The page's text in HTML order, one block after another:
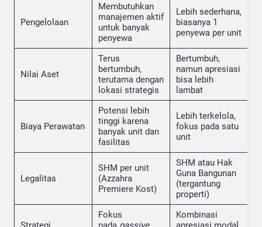
Pengelolaan
Membutuhkan
manajemen aktif
untuk banyak
penyewa
Lebih sederhana,
biasanya 1
penyewa per unit
Nilai Aset
Terus
bertumbuh,
terutama dengan
lokasi strategis
Bertumbuh,
namun apresiasi
bisa lebih
lambat
Biaya Perawatan
Potensi lebih
tinggi karena
banyak unit dan
fasilitas
Lebih terkelola,
fokus pada satu
unit
Legalitas
SHM per unit
(Azzahra
Premiere Kost)
SHM atau Hak
Guna Bangunan
(tergantung
properti)
Fokus
Kombinasi